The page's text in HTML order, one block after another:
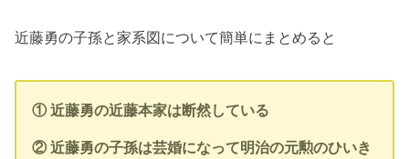
近藤勇の子孫と家系図について簡単にまとめると
① 近藤勇の近藤本家は断然している
② 近藤勇の子孫は芸婚になって明治の元勲のひいき